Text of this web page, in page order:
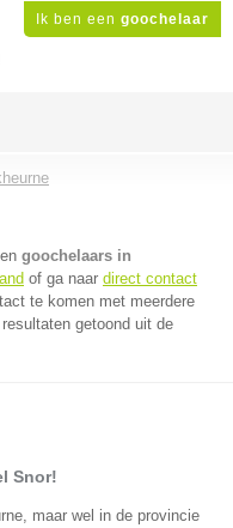
Ik ben een goochelaar
goochelaars in
of ga naar direct contact
te komen met meerdere
getoond uit de
Snor!
maar wel in de provincie